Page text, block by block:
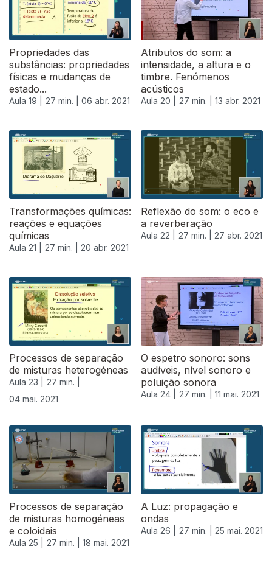
Propriedades das
substâncias: propriedades
físicas e mudanças de
estado...
Aula 19 | 27 min. | 06 abr. 2021
Atributos do som: a
intensidade, a altura e o
timbre. Fenómenos
acústicos
Aula 20 | 27 min. | 13 abr. 2021
Transformações químicas:
reações e equações
químicas
Aula 21 | 27 min. | 20 abr. 2021
Reflexão do som: o eco e
a reverberação
Aula 22 | 27 min. | 27 abr. 2021
Processos de separação
de misturas heterogéneas
Aula 23 |
27 min. |
04 mai. 2021
O espetro sonoro: sons
audíveis, nível sonoro e
poluição sonora
Aula 24 | 27 min. | 11 mai. 2021
543181
Processos de separação
de misturas homogéneas
e coloidais
Aula 25 | 27 min. | 18 mai. 2021
A Luz: propagação e
ondas
Aula 26 | 27 min. | 25 mai. 2021